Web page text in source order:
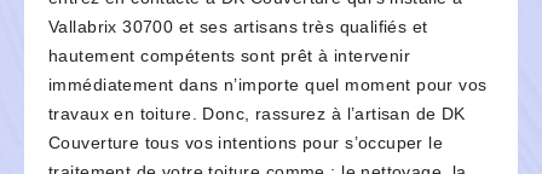
Vallabrix 30700 et ses artisans très qualifiés et
hautement compétents sont prêt à intervenir
immédiatement dans n’importe quel moment pour vos
travaux en toiture. Donc, rassurez à l’artisan de DK
Couverture tous vos intentions pour s’occuper le